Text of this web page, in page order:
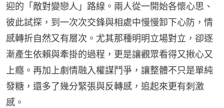
迎的「敵對變戀人」路線。兩人從一開始各懷心思、
彼此試探，到一次次交鋒與相處中慢慢卸下心防，情
感轉折自然又有層次。尤其那種明明立場對立，卻逐
漸產生依賴與牽掛的過程，更是讓觀眾看得又揪心又
上癮。再加上劇情融入權謀鬥爭，讓整體不只是單純
發糖，還多了幾分緊張與反轉感，追起來更有刺激
感。